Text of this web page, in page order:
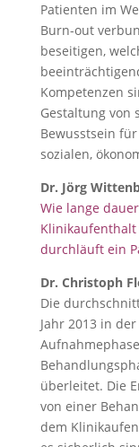
Patienten im
Burn-out
beseitigen,
Kompetenzen
Gestaltung von
Bewusstsein
sozialen,
Dr. Jörg
Wie lange
Klinikaufenthalt
durchläuft ein
Dr. Christoph
Die
Jahr 2013 in
überleitet. Die
von einer
dem